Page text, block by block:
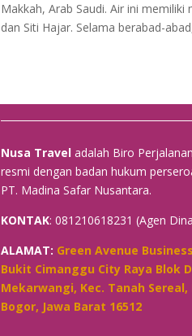
Makkah, Arab Saudi. Air ini
dan Siti Hajar. Selama berabad-
Nusa Travel adalah Biro
resmi dengan badan hukum
PT. Madina Safar Nusantara.
KONTAK: 081210618231 (Agen
ALAMAT: Green Avenue
Bukit Cimanggu City Raya Blok
Mekarwangi, Kec. Tanah Sereal,
Bogor, Jawa Barat 16512